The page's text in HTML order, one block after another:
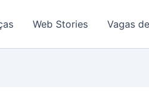
Web Stories Vagas